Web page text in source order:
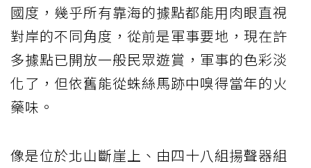
國度，幾乎所有靠海的據點都能用肉眼直視
對岸的不同角度，從前是軍事要地，現在許
多據點已開放一般民眾遊賞，軍事的色彩淡
化了，但依舊能從蛛絲馬跡中嗅得當年的火
藥味。
像是位於北山斷崖上、由四十八組揚聲器組